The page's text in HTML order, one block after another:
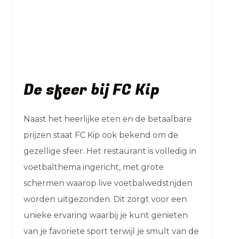
De sfeer bij FC Kip
Naast het heerlijke eten en de betaalbare
prijzen staat FC Kip ook bekend om de
gezellige sfeer. Het restaurant is volledig in
voetbalthema ingericht, met grote
schermen waarop live voetbalwedstrijden
worden uitgezonden. Dit zorgt voor een
unieke ervaring waarbij je kunt genieten
van je favoriete sport terwijl je smult van de